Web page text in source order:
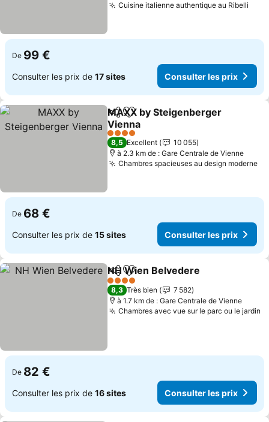
Cuisine italienne authentique au Ribelli
De 99 €
Consulter les prix de 17 sites Consulter les prix
PartagerAjouter à mes favoris
MAXX by Steigenberger
Vienna
Consulter les prix
4 Étoiles
8,5 Excellent
10 055
à 2.3 km de : Gare Centrale de Vienne
Chambres spacieuses au design moderne
De 68 €
Consulter les prix de 15 sites Consulter les prix
PartagerAjouter à mes favoris
NH Wien Belvedere
4 Étoiles
8,3 Très bien
7 582
à 1.7 km de : Gare Centrale de Vienne
Chambres avec vue sur le parc ou le jardin
De 82 €
Consulter les prix de 16 sites Consulter les prix